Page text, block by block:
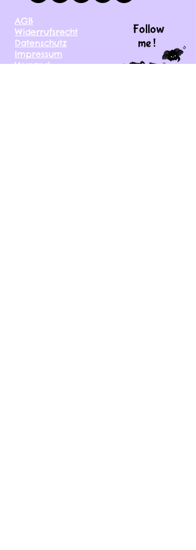
AGB
Widerrufsrecht
Datenschutz
Impressum
Versand
Follow
me !